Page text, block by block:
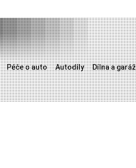
Péče o auto Autodíly Dílna a garáž